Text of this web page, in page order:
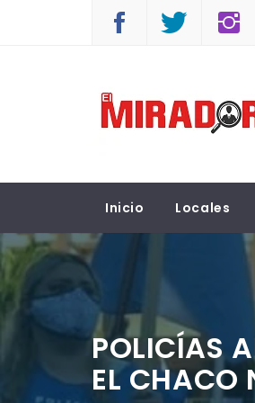
EL MIRADOR
Inicio Locales
POLICÍAS
EL CHACO